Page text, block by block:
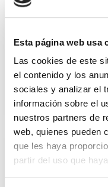
Esta página web usa
Las cookies de este
el contenido y los
sociales y analizar el
información sobre el
nuestros partners de
web, quienes pueden
que les haya
partir del uso que
Elimina la
la creación y